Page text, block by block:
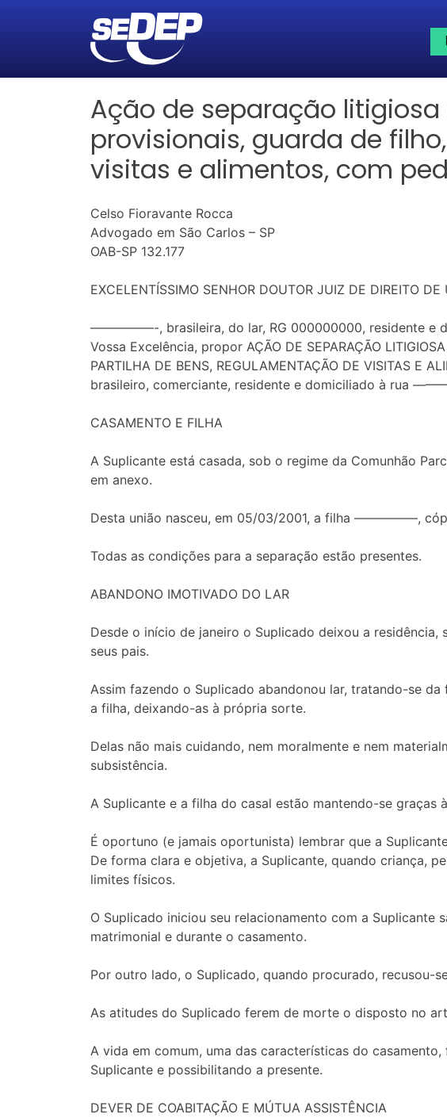
Ação de separação
provisionais, guarda de
visitas e alimentos, com
Celso Fioravante Rocca
Advogado em São Carlos – SP
OAB-SP 132.177
EXCELENTÍSSIMO SENHOR DOUTOR JUIZ DE DIREITO DE
—————-, brasileira, do lar, RG 000000000, residente e
Vossa Excelência, propor AÇÃO DE SEPARAÇÃO
PARTILHA DE BENS, REGULAMENTAÇÃO DE VISITAS
brasileiro, comerciante, residente e domiciliado à rua
CASAMENTO E FILHA
A Suplicante está casada, sob o regime da Comunhão
em anexo.
Desta união nasceu, em 05/03/2001, a filha —————,
Todas as condições para a separação estão presentes.
ABANDONO IMOTIVADO DO LAR
Desde o início de janeiro o Suplicado deixou a
seus pais.
Assim fazendo o Suplicado abandonou lar, tratando-se
a filha, deixando-as à própria sorte.
Delas não mais cuidando, nem moralmente e nem
subsistência.
A Suplicante e a filha do casal estão mantendo-se
É oportuno (e jamais oportunista) lembrar que a
De forma clara e objetiva, a Suplicante, quando criança,
limites físicos.
O Suplicado iniciou seu relacionamento com a
matrimonial e durante o casamento.
Por outro lado, o Suplicado, quando procurado, recusou-
As atitudes do Suplicado ferem de morte o disposto no
A vida em comum, uma das características do
Suplicante e possibilitando a presente.
DEVER DE COABITAÇÃO E MÚTUA ASSISTÊNCIA